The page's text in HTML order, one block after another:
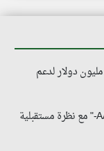
البنك الدولي يوافق على منحة بـ100 مليون دولار لدعم
"فيتش" تثبت تصنيف الكويت عند "AA-" مع نظرة مستقبلية